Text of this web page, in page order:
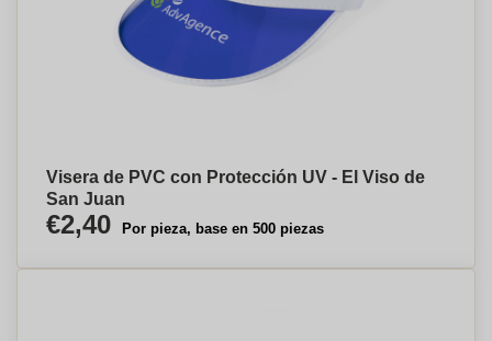
Visera de PVC con Protección UV - El Viso de
San Juan
€2,40 Por pieza, base en 500 piezas